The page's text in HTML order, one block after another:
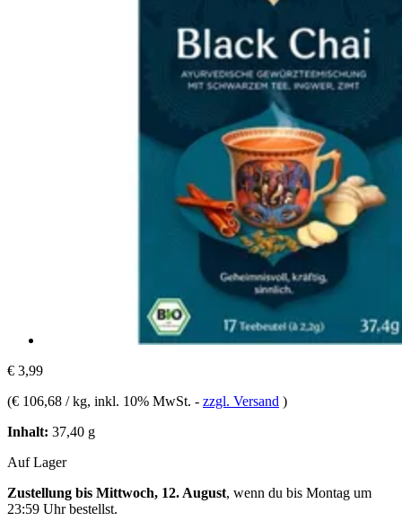
€ 3,99
(€ 106,68 / kg, inkl. 10% MwSt. - zzgl. Versand )
Inhalt: 37,40 g
Auf Lager
Zustellung bis Mittwoch, 12. August, wenn du bis Montag um
23:59 Uhrbestellst.